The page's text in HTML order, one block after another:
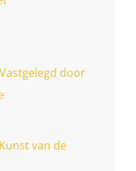
door
van de